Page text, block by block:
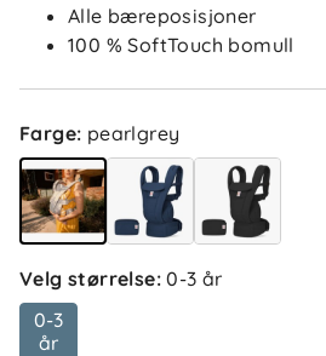
Alle bæreposisjoner
100 % SoftTouch bomull
Farge: pearlgrey
Velg størrelse:0-3 år
0-3
år